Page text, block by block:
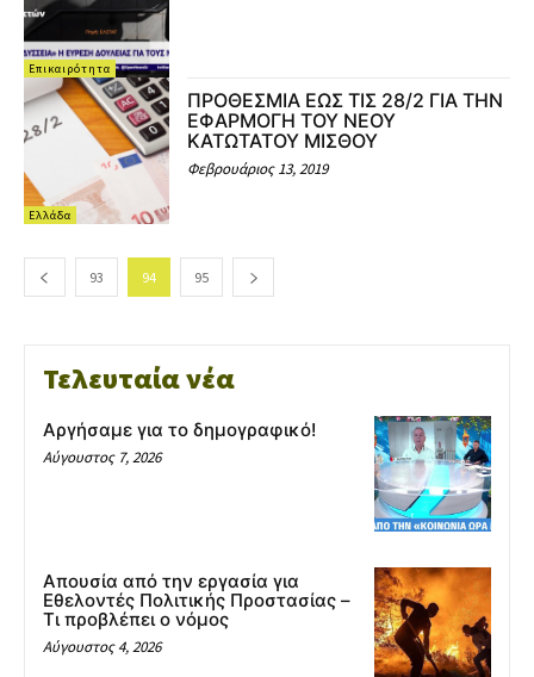
Επικαιρότητα
Ελλάδα
ΠΡΟΘΕΣΜΙΑ ΕΩΣ ΤΙΣ 28/2 ΓΙΑ ΤΗΝ
ΕΦΑΡΜΟΓΗ ΤΟΥ ΝΕΟΥ
ΚΑΤΩΤΑΤΟΥ ΜΙΣΘΟΥ
Φεβρουάριος 13, 2019
93 94 95
Τελευταία νέα
Αργήσαμε για το δημογραφικό!
Αύγουστος 7, 2026
Απουσία από την εργασία για
Εθελοντές Πολιτικής Προστασίας –
Τι προβλέπει ο νόμος
Αύγουστος 4, 2026